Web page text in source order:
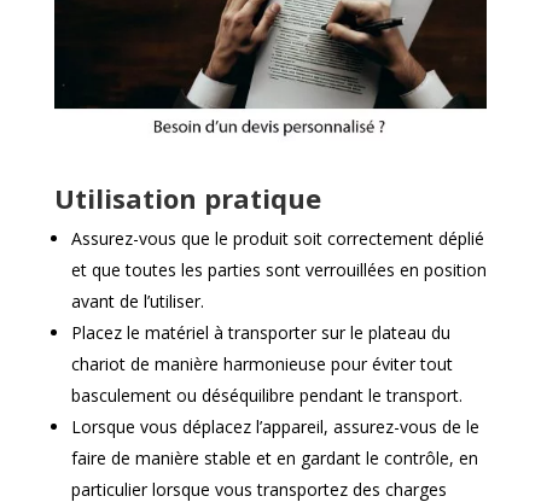
Utilisation pratique
Assurez-vous que le produit soit correctement déplié
et que toutes les parties sont verrouillées en position
avant de l’utiliser.
Placez le matériel à transporter sur le plateau du
chariot de manière harmonieuse pour éviter tout
basculement ou déséquilibre pendant le transport.
Lorsque vous déplacez l’appareil, assurez-vous de le
faire de manière stable et en gardant le contrôle, en
particulier lorsque vous transportez des charges